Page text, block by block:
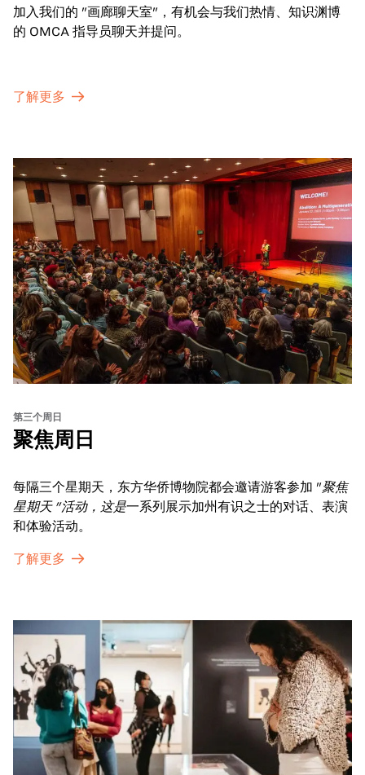
加入我们的 "画廊聊天室"，有机会与我们热情、知识渊博
的 OMCA 指导员聊天并提问。
了解更多
第三个周日
聚焦周日
每隔三个星期天，东方华侨博物院都会邀请游客参加 "聚焦
星期天 "活动，这是一系列展示加州有识之士的对话、表演
和体验活动。
了解更多